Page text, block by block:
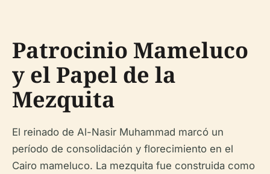
Patrocinio Mameluco
y el Papel de la
Mezquita
El reinado de Al-Nasir Muhammad marcó un
período de consolidación y florecimiento en el
Cairo mameluco. La mezquita fue construida como